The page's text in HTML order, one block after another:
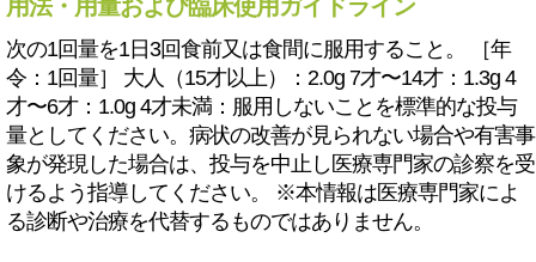
用法・用量および臨床使用ガイドライン
次の1回量を1日3回食前又は食間に服用すること。 ［年
令：1回量］ 大人（15才以上）：2.0g 7才〜14才：1.3g 4
才〜6才：1.0g 4才未満：服用しないことを標準的な投与
量としてください。病状の改善が見られない場合や有害事
象が発現した場合は、投与を中止し医療専門家の診察を受
けるよう指導してください。 ※本情報は医療専門家によ
る診断や治療を代替するものではありません。